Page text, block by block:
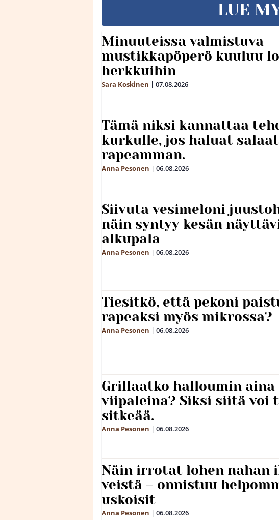
LUE
Minuuteissa valmistuva
mustikkapöperö kuuluu
herkkuihin
Sara Koskinen | 07.08.2026
Tämä niksi kannattaa
kurkulle, jos haluat
rapeamman.
Anna Pesonen | 06.08.2026
Siivuta vesimeloni
näin syntyy kesän
alkupala
Anna Pesonen | 06.08.2026
Tiesitkö, että pekoni
rapeaksi myös mikrossa?
Anna Pesonen | 06.08.2026
Grillaatko halloumin aina
viipaleina? Siksi siitä voi
sitkeää.
Anna Pesonen | 06.08.2026
Näin irrotat lohen nahan
veistä – onnistuu
uskoisit
Anna Pesonen | 06.08.2026